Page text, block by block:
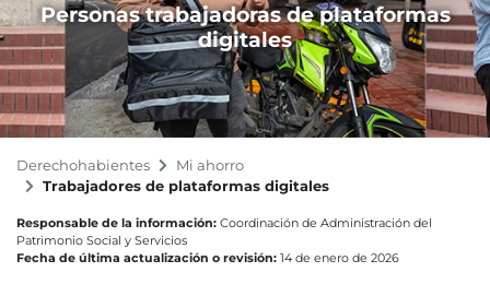
Personas trabajadoras de plataformas
digitales
Derechohabientes
Mi ahorro
Trabajadores de plataformas digitales
Responsable de la información: Coordinación de Administración del
Patrimonio Social y Servicios
Fecha de última actualización o revisión: 14 de enero de 2026